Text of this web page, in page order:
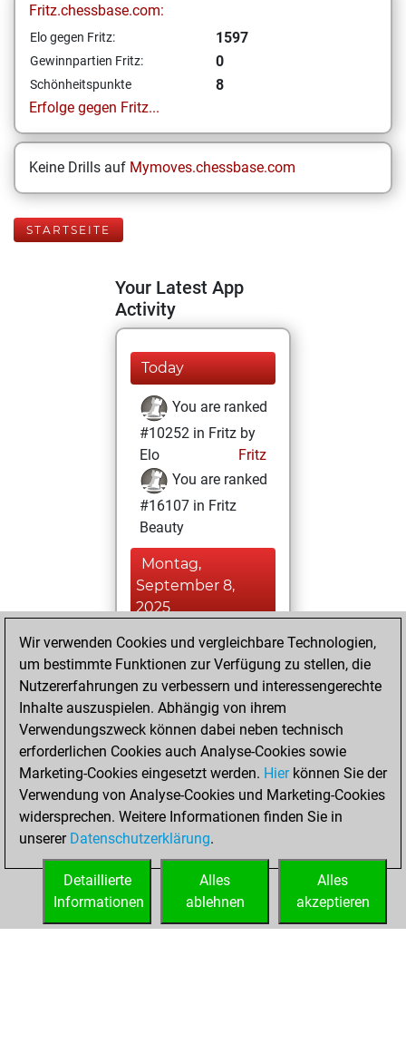
Fritz.chessbase.com:
Elo gegen Fritz: 1597
Gewinnpartien Fritz: 0
Schönheitspunkte
8
Erfolge gegen Fritz...
Keine Drills auf Mymoves.chessbase.com
STARTSEITE
Your Latest App
Activity
Today
You are ranked
#10252 in Fritz by
Elo
Fritz
You are ranked
#16107 in Fritz
Beauty
Montag,
September 8,
2025
You achieved a
BeautyScore of 8
Fritz
achieved a new Elo
of 1597
Montag, August
18, 2025
You created
your Fritz account
Wir verwenden Cookies und vergleichbare Technologien,
um bestimmte Funktionen zur Verfügung zu stellen, die
Nutzererfahrungen zu verbessern und interessengerechte
Inhalte auszuspielen. Abhängig von ihrem
Verwendungszweck können dabei neben technisch
erforderlichen Cookies auch Analyse-Cookies sowie
Marketing-Cookies eingesetzt werden. Hierkönnen Sie der
Verwendung von Analyse-Cookies und Marketing-Cookies
widersprechen. Weitere Informationen finden Sie in
unserer Datenschutzerklärung.
Alles
akzeptieren
Alles
ablehnen
Detaillierte
Informationen